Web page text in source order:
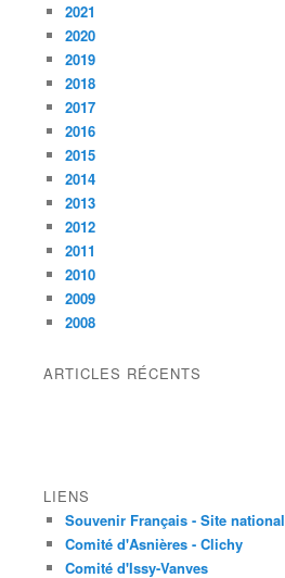
2021
2020
2019
2018
2017
2016
2015
2014
2013
2012
2011
2010
2009
2008
ARTICLES RÉCENTS
LIENS
Souvenir Français - Site national
Comité d'Asnières - Clichy
Comité d'Issy-Vanves